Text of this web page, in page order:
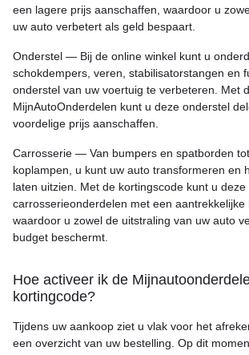
een lagere prijs aanschaffen, waardoor u
uw auto verbetert als geld bespaart.
Onderstel — Bij de online winkel kunt u
schokdempers, veren, stabilisatorstangen en
onderstel van uw voertuig te verbeteren. Met
MijnAutoOnderdelen kunt u deze onderstel
voordelige prijs aanschaffen.
Carrosserie — Van bumpers en spatborden
koplampen, u kunt uw auto transformeren en
laten uitzien. Met de kortingscode kunt u deze
carrosserieonderdelen met een aantrekkelijke
waardoor u zowel de uitstraling van uw auto
budget beschermt.
Hoe activeer ik de
kortingcode?
Tijdens uw aankoop ziet u vlak voor het
een overzicht van uw bestelling. Op dit